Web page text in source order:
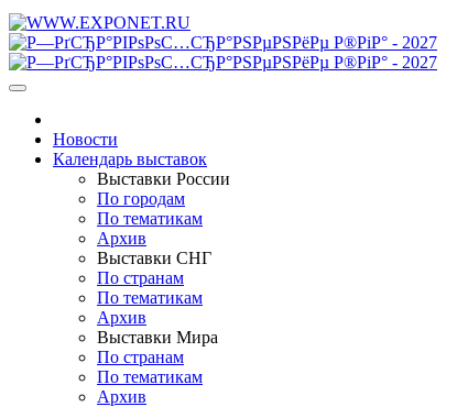
Новости
Календарь выставок
Выставки России
По городам
По тематикам
Архив
Выставки СНГ
По странам
По тематикам
Архив
Выставки Мира
По странам
По тематикам
Архив